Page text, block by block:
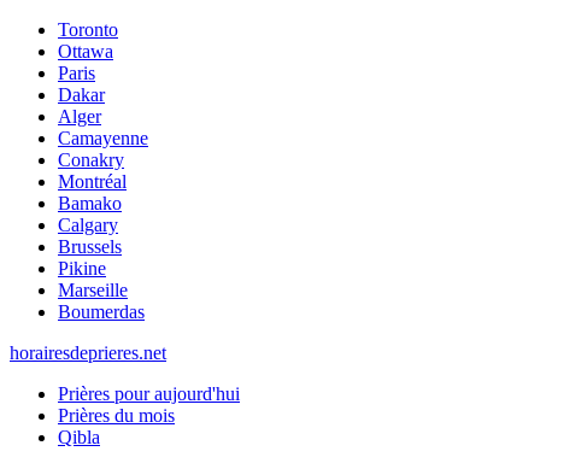
Toronto
Ottawa
Paris
Dakar
Alger
Camayenne
Conakry
Montréal
Bamako
Calgary
Brussels
Pikine
Marseille
Boumerdas
horairesdeprieres.net
Prières pour aujourd'hui
Prières du mois
Qibla